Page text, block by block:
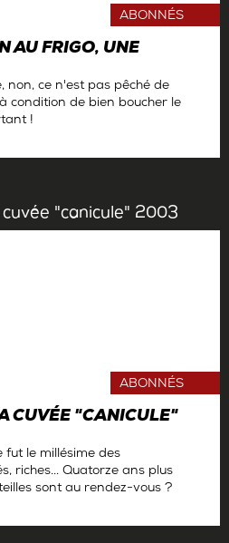
AU FRIGO, UNE
ABONNÉS
non, ce n'est pas pêché de
condition de bien boucher le
!
CUVÉE "CANICULE"
ABONNÉS
fut le millésime des
riches... Quatorze ans plus
sont au rendez-vous ?